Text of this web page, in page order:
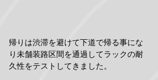
帰りは渋滞を避けて下道で帰る事にな
り未舗装路区間を通過してラックの耐
久性をテストしてきました。